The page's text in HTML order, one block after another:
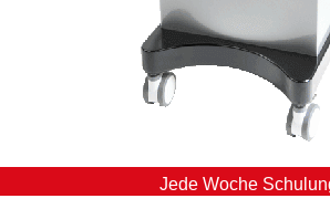
Jede Woche